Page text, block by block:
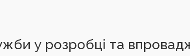
у розробці та